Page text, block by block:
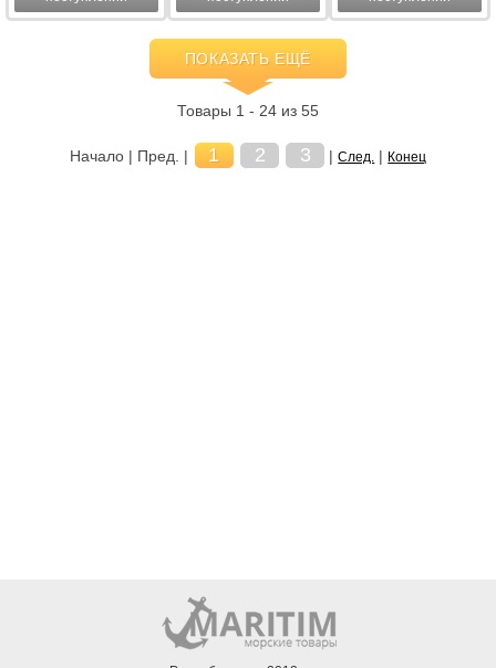
ПОКАЗАТЬ ЕЩЁ
Товары 1 - 24 из 55
Начало | Пред. | 1 2 3 |След. | Конец